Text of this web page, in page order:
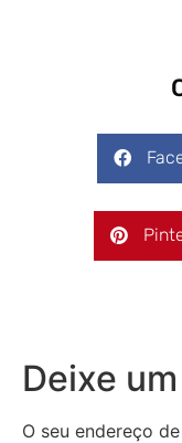
Deixe
O seu endereço